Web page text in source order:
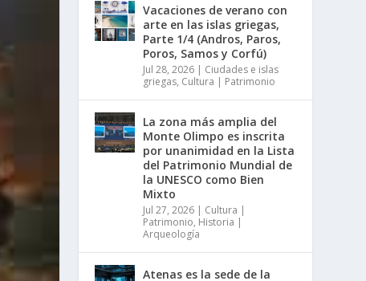
Vacaciones de verano con
arte en las islas griegas,
Parte 1/4 (Andros, Paros,
Poros, Samos y Corfú)
Jul 28, 2026 | Ciudades e islas
griegas, Cultura | Patrimonio
La zona más amplia del
Monte Olimpo es inscrita
por unanimidad en la Lista
del Patrimonio Mundial de
la UNESCO como Bien
Mixto
Jul 27, 2026 | Cultura |
Patrimonio, Historia |
Arqueología
Atenas es la sede de la